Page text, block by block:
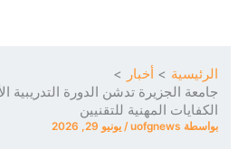
أخبار
الجزيرة تدشن الدورة التدريبية الأساسية
المهنية للتقنيين
uofgnews
/يونيو 29, 2026